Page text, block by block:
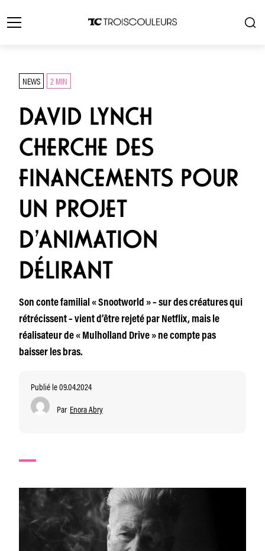
NEWS 2 MIN
DAVID LYNCH
CHERCHE DES
FINANCEMENTS POUR
UN PROJET
D’ANIMATION
DÉLIRANT
Son conte familial « Snootworld » – sur des créatures qui
rétrécissent – vient d’être rejeté par Netflix, mais le
réalisateur de « Mulholland Drive » ne compte pas
baisser les bras.
Publié le 09.04.2024
Par Enora Abry